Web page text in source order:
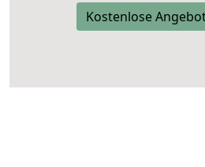
Kostenlose